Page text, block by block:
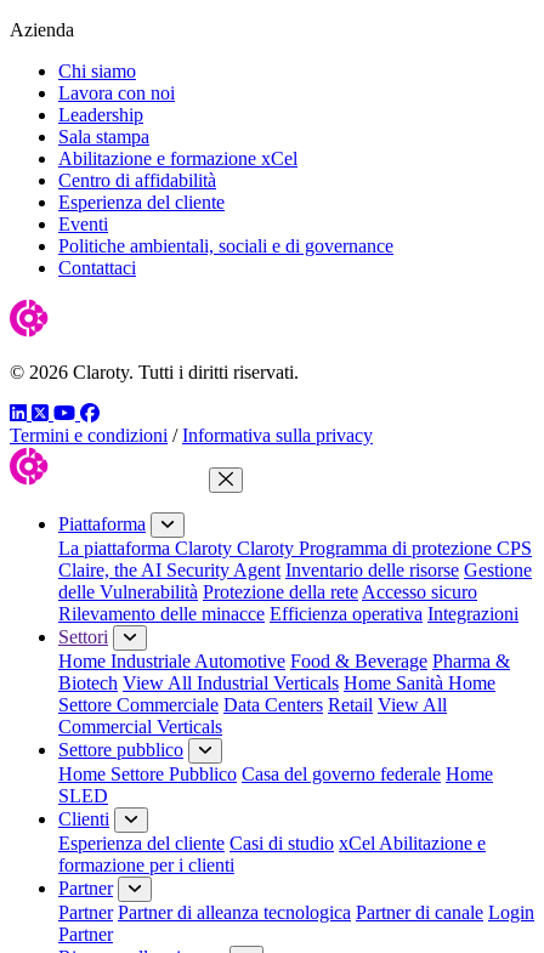
Azienda
Chi siamo
Lavora con noi
Leadership
Sala stampa
Abilitazione e formazione xCel
Centro di affidabilità
Esperienza del cliente
Eventi
Politiche ambientali, sociali e di governance
Contattaci
© 2026 Claroty. Tutti i diritti riservati.
LinkedIn
TwitterYouTube
Facebook
Termini e condizioni / Informativa sulla privacy
Chiudi menu
Piattaforma
La piattaforma Claroty Claroty Programma di protezione CPS
Claire, the AI Security Agent Inventario delle risorse Gestione
delle Vulnerabilità Protezione della rete Accesso sicuro
Rilevamento delle minacce Efficienza operativa Integrazioni
Settori
Home Industriale Automotive Food & Beverage Pharma &
Biotech View All Industrial Verticals Home Sanità Home
Settore Commerciale Data Centers Retail View All
Commercial Verticals
Settore pubblico
Home Settore Pubblico Casa del governo federale Home
SLED
Clienti
Esperienza del cliente Casi di studio xCel Abilitazione e
formazione per i clienti
Partner
Partner Partner di alleanza tecnologica Partner di canale Login
Partner